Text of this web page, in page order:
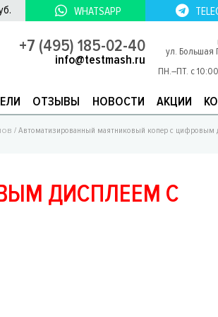
WHATSAPP
ул. Большая
ПН.–ПТ. с
+7 (495) 185-02-40
info@testmash.ru
ОТЗЫВЫ НОВОСТИ АКЦИИ
/ Автоматизированный маятниковый копер с цифровым
ДИСПЛЕЕМ С